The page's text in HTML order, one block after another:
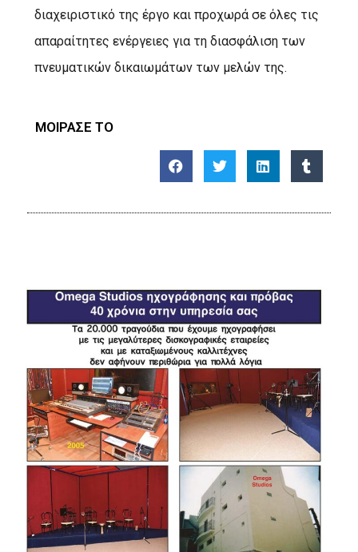
διαχειριστικό της έργο και προχωρά σε όλες τις
απαραίτητες ενέργειες για τη διασφάλιση των
πνευματικών δικαιωμάτων των μελών της.
ΜΟΙΡΑΣΕ ΤΟ